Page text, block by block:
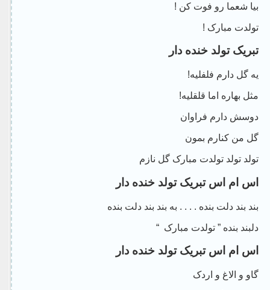
بیا شعما رو فوت کن !
تولدت مبارک !
تبریک تولد خنده دار
یه گل دارم فلفلیه!
مثل بهاره اما قلقلیه!
دوسش دارم فراوان
گل من کنارم بمون
تولد تولد تولدت مبارک گل نازم
اس ام اس تبریک تولد خنده دار
بند بند دلت بنده . . . . به بند بند دلت بنده
دلبند بنده ” تولدت مبارک “
اس ام اس تبریک تولد خنده دار
گاو و الاغ و اردک